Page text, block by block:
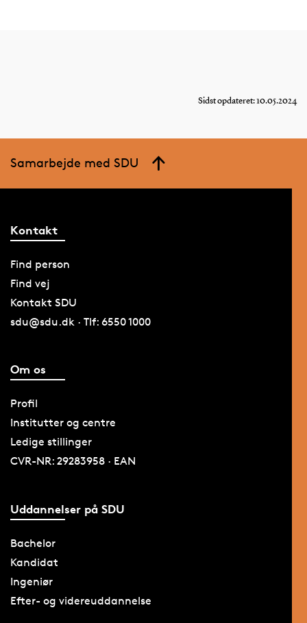
Sidst opdateret: 10.05.2024
Samarbejde med SDU
Kontakt
Find person
Find vej
Kontakt SDU
sdu@sdu.dk · Tlf: 6550 1000
Om os
Profil
Institutter og centre
Ledige stillinger
CVR-NR: 29283958 · EAN
Uddannelser på SDU
Bachelor
Kandidat
Ingeniør
Efter- og videreuddannelse